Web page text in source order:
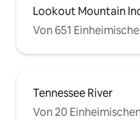
Lookout Mountain
Von 651
Tennessee River
Von 20